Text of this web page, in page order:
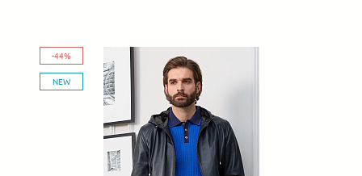
-44%
NEW